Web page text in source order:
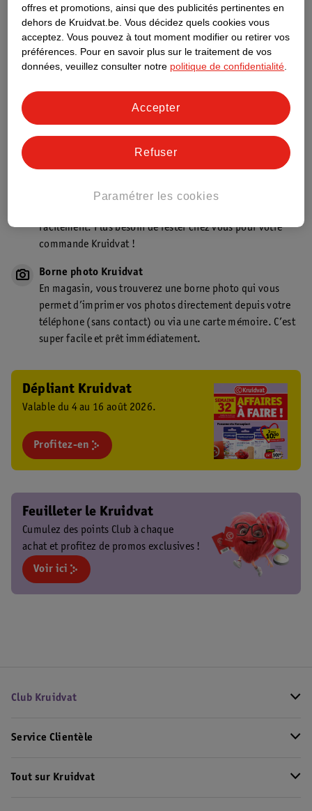
Découvrez dès maintenant l’impact
de marque Kruidvat préférés !
Aussi dans ce magasin
Point de retrait Kruidvat.be
facilement. Plus besoin de rester chez vous pour votre
commande Kruidvat !
Borne photo Kruidvat
En magasin, vous trouverez une borne photo qui vous
permet d’imprimer vos photos directement depuis votre
téléphone (sans contact) ou via une carte mémoire. C’est
super facile et prêt immédiatement.
Dépliant Kruidvat
Valable du 4 au 16 août 2026.
Profitez-en
Feuilleter le Kruidvat
Cumulez des points Club à chaque
achat et profitez de promos exclusives !
Voir ici
Club Kruidvat
Service Clientèle
Tout sur Kruidvat
offres et promotions, ainsi que des publicités pertinentes en
dehors de Kruidvat.be. Vous décidez quels cookies vous
acceptez. Vous pouvez à tout moment modifier ou retirer vos
préférences. Pour en savoir plus sur le traitement de vos
données, veuillez consulter notre politique de confidentialité.
Paramétrer les cookies
Refuser
Accepter